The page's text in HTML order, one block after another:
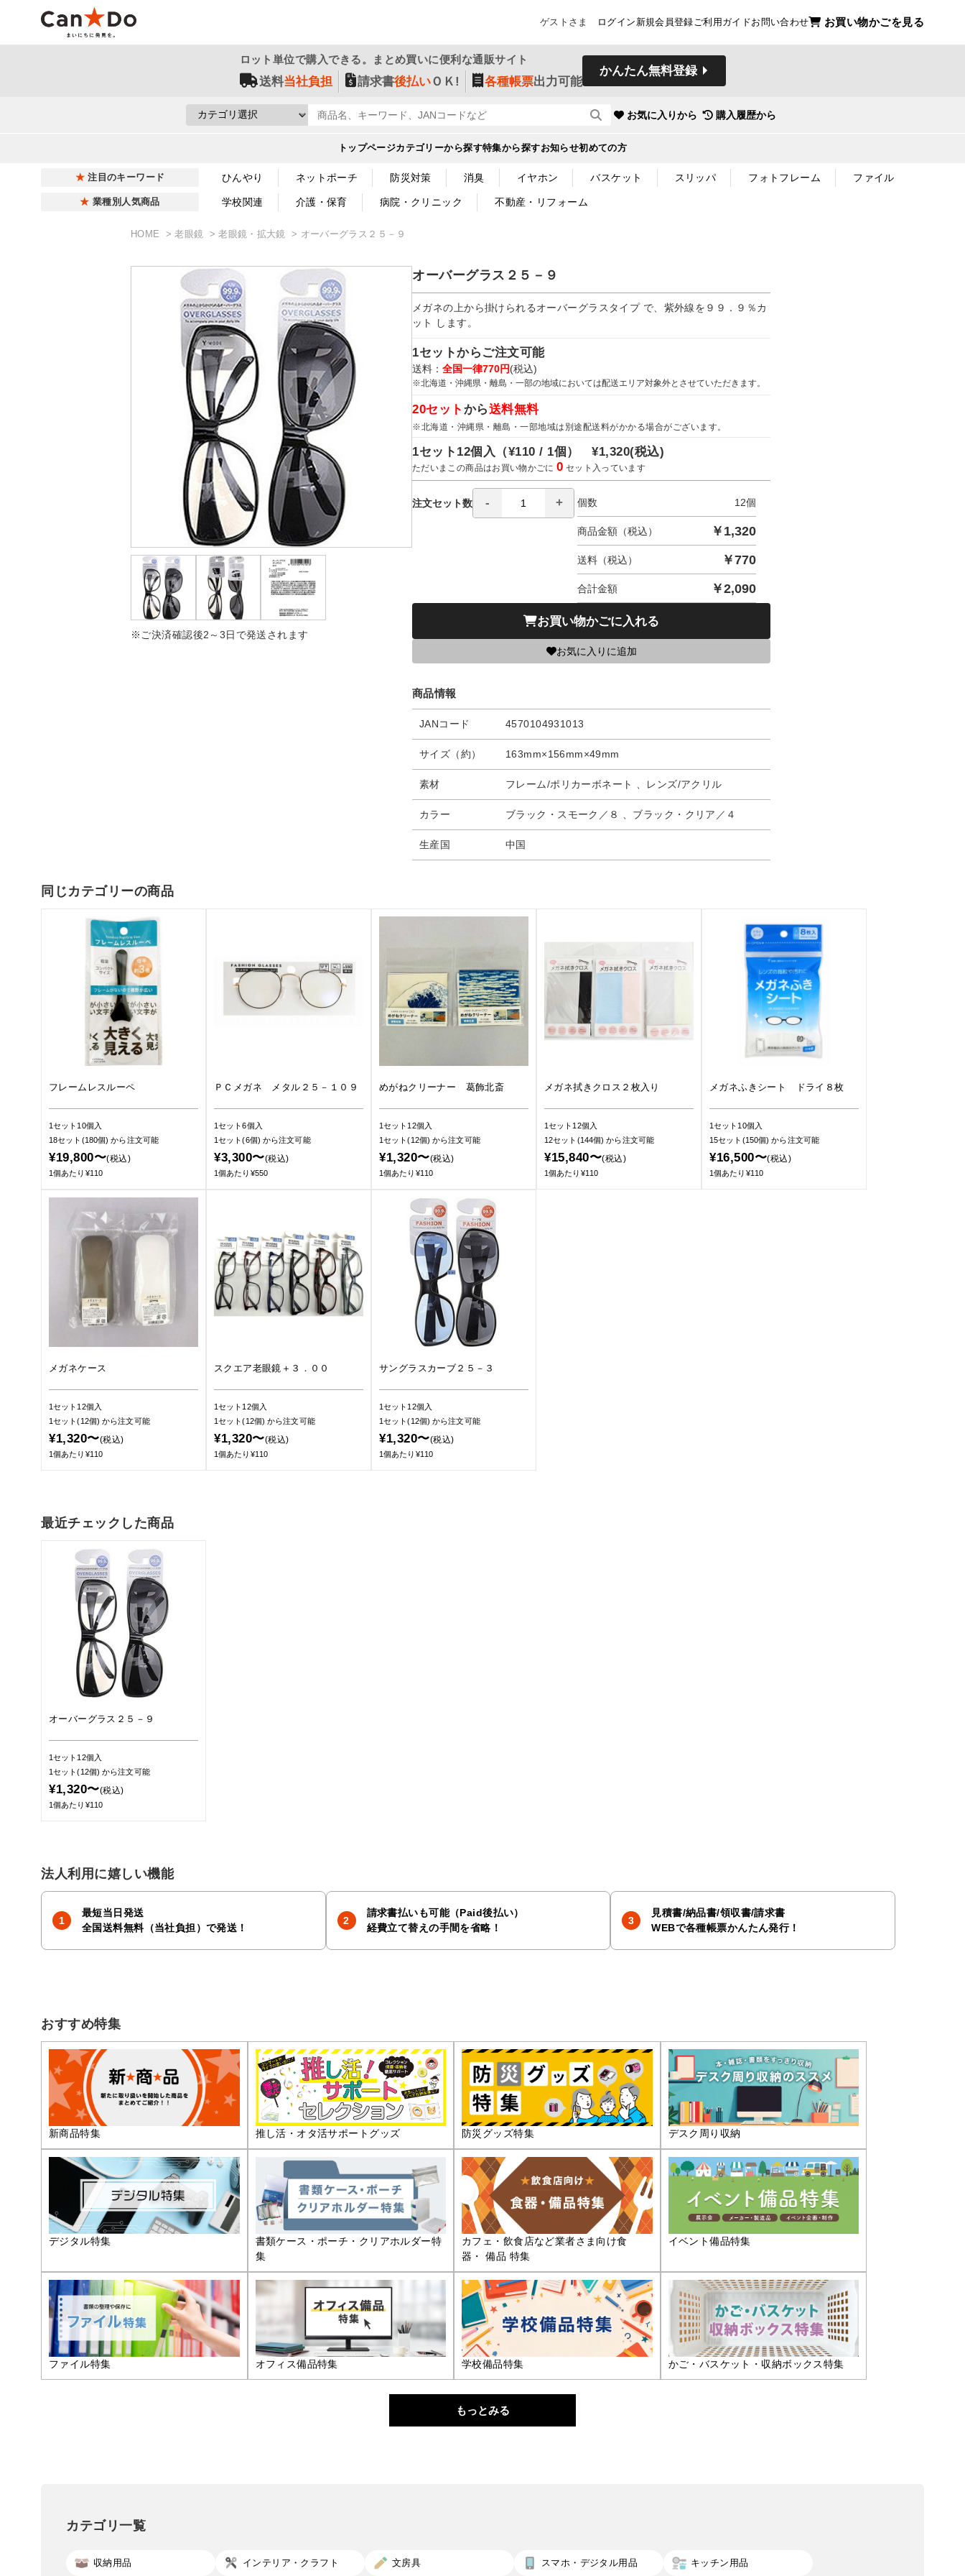
ゲストさま ログイン 新規会員登録ご利用ガイドお問い合わせ お買い物かごを見る
ロット単位で購入できる。まとめ買いに便利な通販サイト
送料当社負担 請求書後払いＯＫ! 各種帳票出力可能
かんたん無料登録
お気に入りから 購入履歴から
トップページカテゴリーから探す特集から探すお知らせ初めての方
注目のキーワード ひんやり ネットポーチ 防災対策 消臭 イヤホン バスケット スリッパ フォトフレーム ファイル
業種別人気商品 学校関連 介護・保育 病院・クリニック 不動産・リフォーム
HOME 老眼鏡 老眼鏡・拡大鏡 オーバーグラス２５－９
※ご決済確認後2～3日で発送されます
オーバーグラス２５－９
メガネの上から掛けられるオーバーグラスタイプ で、紫外線を９９．９％カ
ット します。
1セットからご注文可能
送料： 全国一律770円(税込)
※北海道・沖縄県・離島・一部の地域においては配送エリア対象外とさせていただきます。
20セット から送料無料
※北海道・沖縄県・離島・一部地域は別途配送料がかかる場合がございます。
1セット12個入（¥110 / 1個）¥1,320(税込)
ただいまこの商品はお買い物かごに0 セット入っています
注文セット数 個数 12個
商品金額（税込） ￥ 1,320
送料（税込） ￥770
合計金額 ￥2,090
お買い物かごに入れる
お気に入りに追加
商品情報
JANコード 4570104931013
サイズ（約） 163mm×156mm×49mm
素材 フレーム/ポリカーボネート 、レンズ/アクリル
カラー ブラック・スモーク／８ 、ブラック・クリア／４
生産国 中国
同じカテゴリーの商品
フレームレスルーペ
1セット10個入
18セット(180個)から注文可能
¥19,800〜(税込)
1個あたり¥110
ＰＣメガネ メタル２５－１０９
1セット6個入
1セット(6個) から注文可能
¥3,300〜(税込)
1個あたり¥550
めがねクリーナー 葛飾北斎
1セット12個入
1セット(12個)から注文可能
¥1,320〜(税込)
1個あたり¥110
メガネ拭きクロス２枚入り
1セット12個入
12セット(144個)から注文可能
¥15,840〜(税込)
1個あたり¥110
メガネふきシート ドライ８枚
1セット10個入
15セット(150個)から注文可能
¥16,500〜(税込)
1個あたり¥110
メガネケース
1セット12個入
1セット(12個)から注文可能
¥1,320〜(税込)
1個あたり¥110
スクエア老眼鏡＋３．００
1セット12個入
1セット(12個)から注文可能
¥1,320〜(税込)
1個あたり¥110
サングラスカーブ２５－３
1セット12個入
1セット(12個)から注文可能
¥1,320〜(税込)
1個あたり¥110
最近チェックした商品
オーバーグラス２５－９
1セット12個入
1セット(12個)から注文可能
¥1,320〜(税込)
1個あたり¥110
法人利用に嬉しい機能
最短当日発送
全国送料無料（当社負担）で発送！
請求書払いも可能（Paid後払い）
経費立て替えの手間を省略！
見積書/納品書/領収書/請求書
WEBで各種帳票かんたん発行！
おすすめ特集
新商品特集 推し活・オタ活サポートグッズ 防災グッズ特集 デスク周り収納
デジタル特集
書類ケース・ポーチ・クリアホルダー特
集
カフェ・飲食店など業者さま向け食
器・ 備品 特集
イベント備品特集
ファイル特集 オフィス備品特集 学校備品特集 かご・バスケット・収納ボックス特集
もっとみる
カテゴリ一覧
収納用品 インテリア・クラフト 文房具 スマホ・デジタル用品 キッチン用品